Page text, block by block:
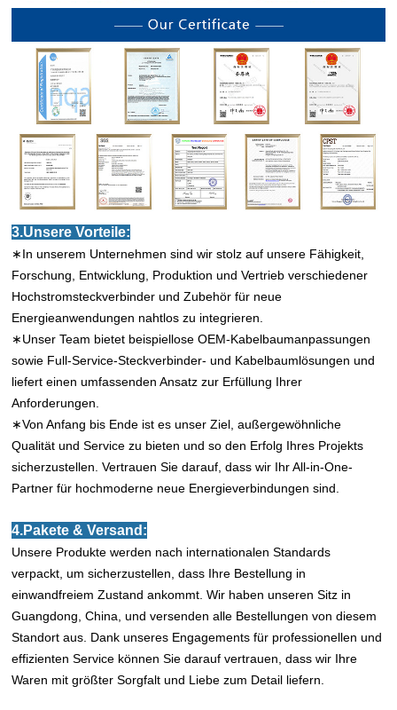
3.Unsere Vorteile:
∗In unserem Unternehmen sind wir stolz auf unsere Fähigkeit,
Forschung, Entwicklung, Produktion und Vertrieb verschiedener
Hochstromsteckverbinder und Zubehör für neue
Energieanwendungen nahtlos zu integrieren.
∗Unser Team bietet beispiellose OEM-Kabelbaumanpassungen
sowie Full-Service-Steckverbinder- und Kabelbaumlösungen und
liefert einen umfassenden Ansatz zur Erfüllung Ihrer
Anforderungen.
∗Von Anfang bis Ende ist es unser Ziel, außergewöhnliche
Qualität und Service zu bieten und so den Erfolg Ihres Projekts
sicherzustellen. Vertrauen Sie darauf, dass wir Ihr All-in-One-
Partner für hochmoderne neue Energieverbindungen sind.
4.Pakete & Versand:
Unsere Produkte werden nach internationalen Standards
verpackt, um sicherzustellen, dass Ihre Bestellung in
einwandfreiem Zustand ankommt. Wir haben unseren Sitz in
Guangdong, China, und versenden alle Bestellungen von diesem
Standort aus. Dank unseres Engagements für professionellen und
effizienten Service können Sie darauf vertrauen, dass wir Ihre
Waren mit größter Sorgfalt und Liebe zum Detail liefern.